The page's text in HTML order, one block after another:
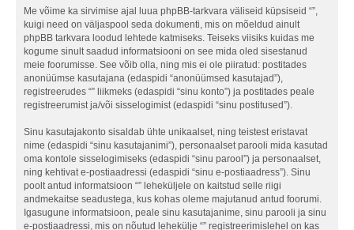
Me võime ka sirvimise ajal luua phpBB-tarkvara väliseid küpsiseid “”,
kuigi need on väljaspool seda dokumenti, mis on mõeldud ainult
phpBB tarkvara loodud lehtede katmiseks. Teiseks viisiks kuidas me
kogume sinult saadud informatsiooni on see mida oled sisestanud
meie foorumisse. See võib olla, ning mis ei ole piiratud: postitades
anonüümse kasutajana (edaspidi “anonüümsed kasutajad”),
registreerudes “” liikmeks (edaspidi “sinu konto”) ja postitades peale
registreerumist ja/või sisselogimist (edaspidi “sinu postitused”).
Sinu kasutajakonto sisaldab ühte unikaalset, ning teistest eristavat
nime (edaspidi “sinu kasutajanimi”), personaalset parooli mida kasutad
oma kontole sisselogimiseks (edaspidi “sinu parool”) ja personaalset,
ning kehtivat e-postiaadressi (edaspidi “sinu e-postiaadress”). Sinu
poolt antud informatsioon “” leheküljele on kaitstud selle riigi
andmekaitse seadustega, kus kohas oleme majutanud antud foorumi.
Igasugune informatsioon, peale sinu kasutajanime, sinu parooli ja sinu
e-postiaadressi, mis on nõutud lehekülje “” registreerimislehel on kas